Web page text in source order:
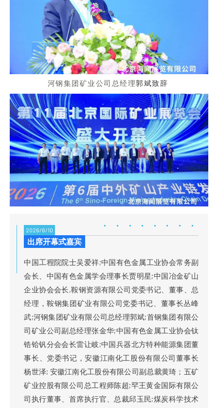
河钢集团矿业公司总经理郭斌致辞
2026/6/10
出席开幕式嘉宾
中国工程院院士吴爱祥;中国有色金属工业协会常务副
会长、中国有色金属学会理事长贾明星;中国冶金矿山
企业协会会长,鞍钢资源有限公司党委书记、董事、总
经理，鞍钢集团矿业有限公司党委书记、董事长丛峰
武;河钢集团矿业有限公司总经理郭斌;首钢集团有限公
司矿业公司副总经理张金华;中国有色金属工业协会钛
锆铪钒分会会长雷让岐;中国兵器北方特种能源集团董
事长、党委书记，安徽江南化工股份有限公司董事长
杨世泽; 安徽江南化工股份有限公司副 总裁黄琦；五矿
矿业控股有限公司总工程师陈超;罕王黄金国际有限公
司执行董事、首席执行官、总裁邱玉民;煤炭科学技术